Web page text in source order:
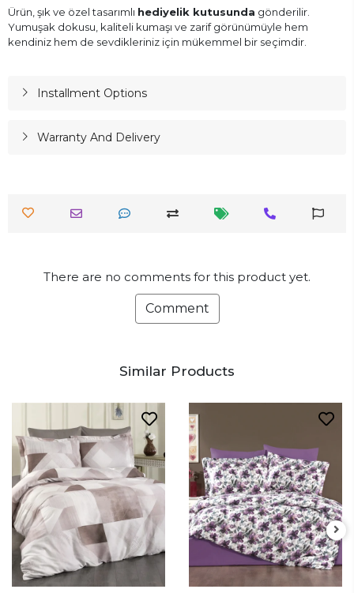
Ürün, şık ve özel tasarımlı hediyelik kutusunda gönderilir.
Yumuşak dokusu, kaliteli kumaşı ve zarif görünümüyle hem
kendiniz hem de sevdikleriniz için mükemmel bir seçimdir.
Installment Options
Warranty And Delivery
There are no comments for this product yet.
Comment
Similar Products